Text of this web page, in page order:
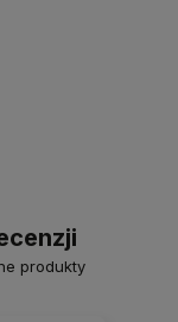
produkty